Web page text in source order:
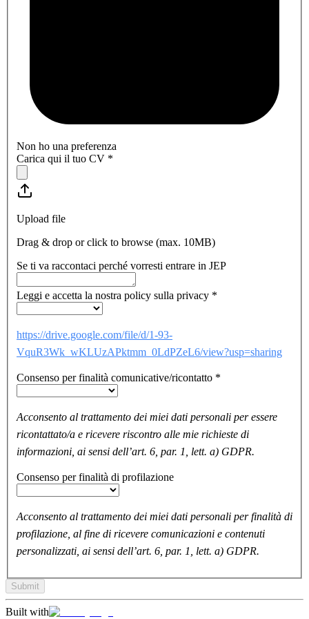
Non ho una preferenza
Carica qui il tuo CV *
Upload file
Drag & drop or click to browse (max. 10MB)
Se ti va raccontaci perché vorresti entrare in JEP
Leggi e accetta la nostra policy sulla privacy *
https://drive.google.com/file/d/1-93-
VquR3Wk_wKLUzAPktmm_0LdPZeL6/view?usp=sharing
Consenso per finalità comunicative/ricontatto *
Acconsento al trattamento dei miei dati personali per essere
ricontattato/a e ricevere riscontro alle mie richieste di
informazioni, ai sensi dell’art. 6, par. 1, lett. a) GDPR.
Consenso per finalità di profilazione
Acconsento al trattamento dei miei dati personali per finalità di
profilazione, al fine di ricevere comunicazioni e contenuti
personalizzati, ai sensi dell’art. 6, par. 1, lett. a) GDPR.
Submit
Built with